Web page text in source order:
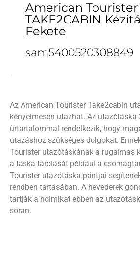
American Tourister
TAKE2CABIN
Fekete
sam5400520308849
Az American Tourister Take2cabin
kényelmesen utazhat. Az utazótáska
űrtartalommal rendelkezik, hogy
utazáshoz szükséges dolgokat.
Tourister utazótáskának a rugalmas
a táska tárolását például a
Tourister utazótáska pántjai
rendben tartásában. A hevederek
tartják a holmikat ebben az
során.